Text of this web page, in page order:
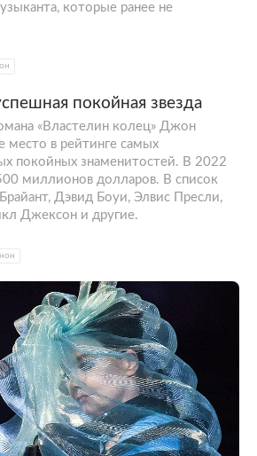
которые ранее не
покойная звезда
«Властелин колец» Джон
место в рейтинге самых
покойных знаменитостей. В 2022
миллионов долларов. В список
Дэвид Боуи, Элвис Пресли,
Джексон и другие.